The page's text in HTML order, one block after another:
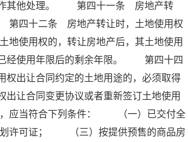
作其他处理。 第四十一条 房地产转
第四十二条 房地产转让时，土地使用权
使用权的，转让房地产后，其土地使用
已经使用年限后的剩余年限。 第四十四
出让合同约定的土地用途的，必须取得
让合同变更协议或者重新签订土地使用
应当符合下列条件： （一）已交付全
许可证； （三）按提供预售的商品房